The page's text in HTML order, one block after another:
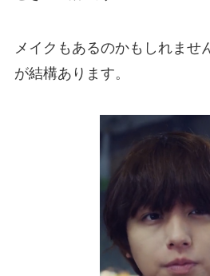
メイクもあるのかもしれませ
が結構あります。